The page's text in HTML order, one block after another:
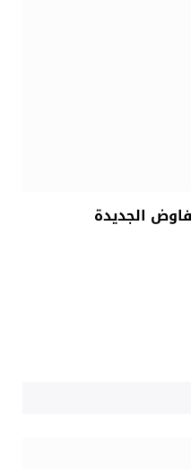
الجديدة